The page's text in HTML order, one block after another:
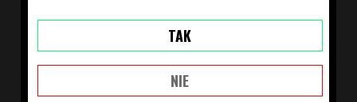
TAK
NIE